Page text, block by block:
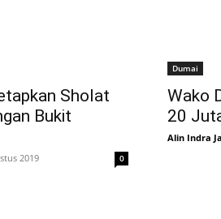
Sholat
Bukit
2019 0
Dumai
Wako
20
Alin Indra